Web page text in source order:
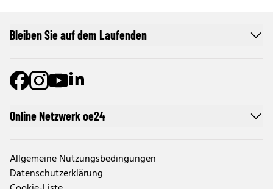
Online Netzwerk oe24
Allgemeine Nutzungsbedingungen
Datenschutzerklärung
Bleiben Sie auf dem Laufenden